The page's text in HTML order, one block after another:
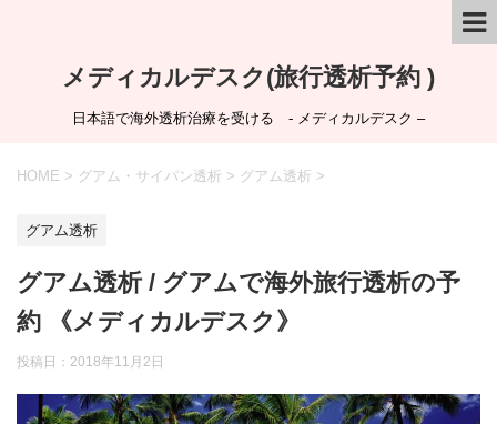
メディカルデスク(旅行透析予約 )
日本語で海外透析治療を受ける - メディカルデスク –
HOME > グアム・サイパン透析 > グアム透析 >
グアム透析
グアム透析 / グアムで海外旅行透析の予
約 《メディカルデスク》
投稿日： 2018年11月2日